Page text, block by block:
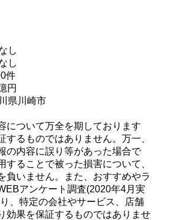
し
し
件
円
県川崎市
について万全を期しております
するものではありません。万一、
の内容に誤り等があった場合で
することで被った損害について、
負いません。また、おすすめやラ
アンケート調査(2020年4月実
、特定の会社やサービス、店舗
効果を保証するものではありませ